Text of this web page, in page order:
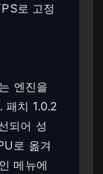
로 고정
엔진을
패치 1.0.2
되어 성
로 옮겨
메뉴에